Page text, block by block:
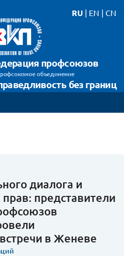
профсоюзов
объединение
без границ
RU | EN | CN
диалога и
представители
в Женеве